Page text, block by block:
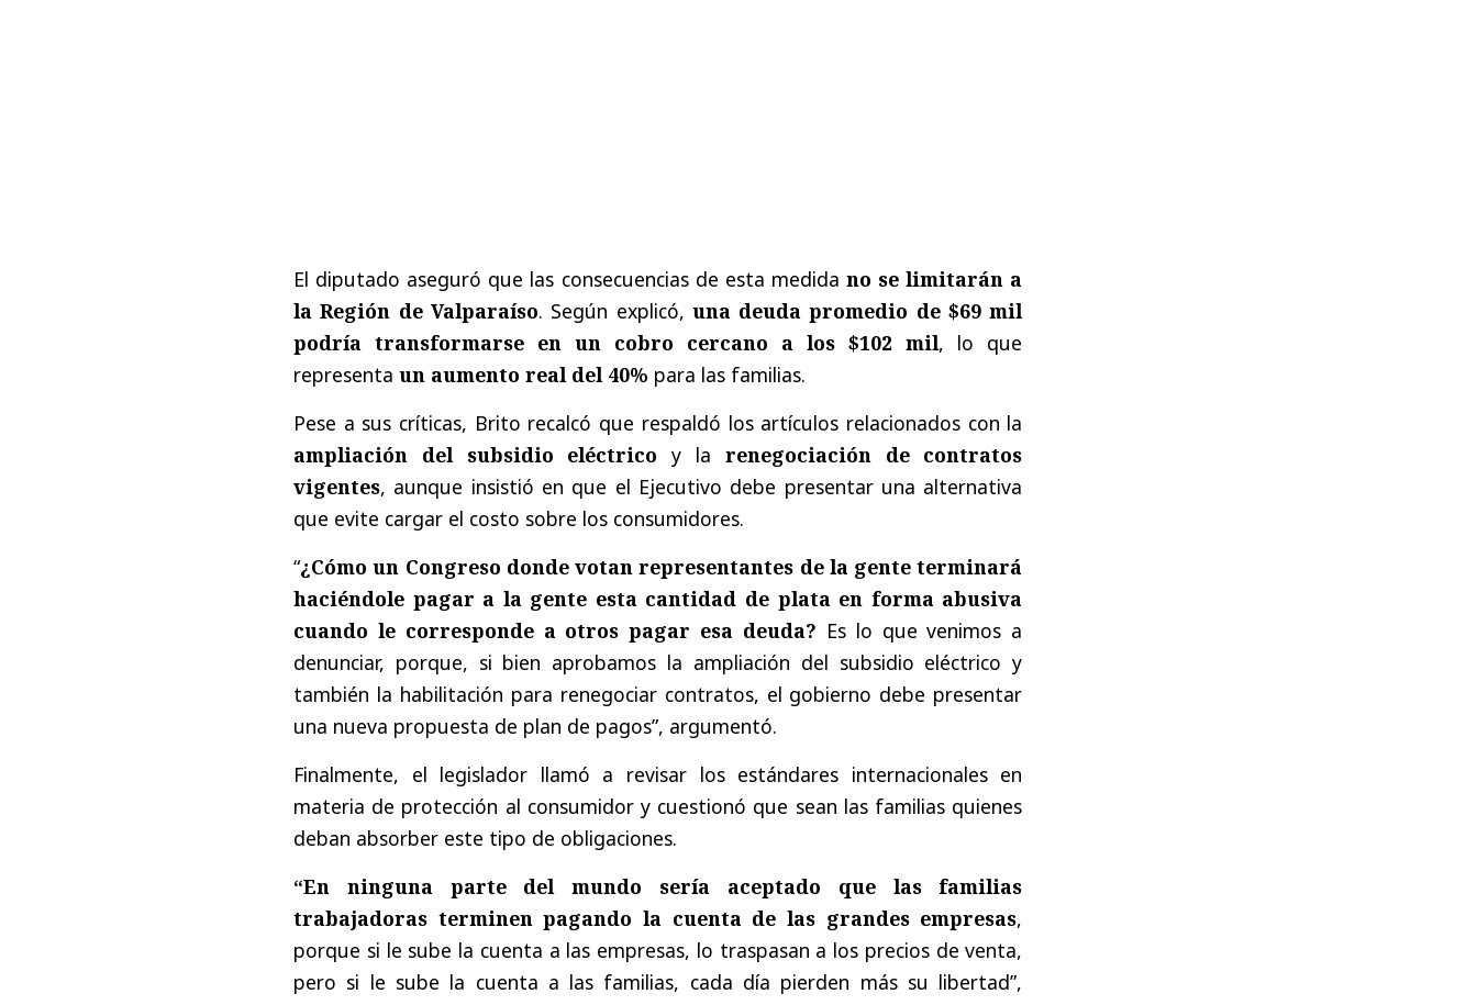
El diputado aseguró que las consecuencias de esta medida no se limitarán a
la Región de Valparaíso. Según explicó, una deuda promedio de $69 mil
podría transformarse en un cobro cercano a los $102 mil, lo que
representa un aumento real del 40% para las familias.
Pese a sus críticas, Brito recalcó que respaldó los artículos relacionados con la
ampliación del subsidio eléctrico y la renegociación de contratos
vigentes, aunque insistió en que el Ejecutivo debe presentar una alternativa
que evite cargar el costo sobre los consumidores.
“¿Cómo un Congreso donde votan representantes de la gente terminará
haciéndole pagar a la gente esta cantidad de plata en forma abusiva
cuando le corresponde a otros pagar esa deuda? Es lo que venimos a
denunciar, porque, si bien aprobamos la ampliación del subsidio eléctrico y
también la habilitación para renegociar contratos, el gobierno debe presentar
una nueva propuesta de plan de pagos”, argumentó.
Finalmente, el legislador llamó a revisar los estándares internacionales en
materia de protección al consumidor y cuestionó que sean las familias quienes
deban absorber este tipo de obligaciones.
“En ninguna parte del mundo sería aceptado que las familias
trabajadoras terminen pagando la cuenta de las grandes empresas,
porque si le sube la cuenta a las empresas, lo traspasan a los precios de venta,
pero si le sube la cuenta a las familias, cada día pierden más su libertad”,